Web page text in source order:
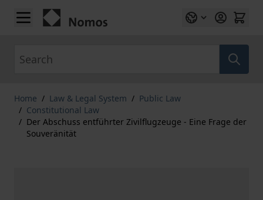
Skip to Content
Home / Law & Legal System / Public Law
/ Constitutional Law
/ Der Abschuss entführter Zivilflugzeuge - Eine Frage der
Souveränität